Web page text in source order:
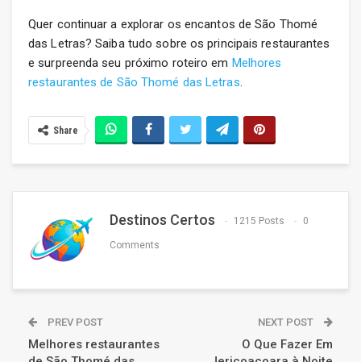
Quer continuar a explorar os encantos de São Thomé
das Letras? Saiba tudo sobre os principais restaurantes
e surpreenda seu próximo roteiro em Melhores
restaurantes de São Thomé das Letras.
Share
Destinos Certos 1215 Posts 0
Comments
PREV POST
Melhores restaurantes
NEXT POST
O Que Fazer Em